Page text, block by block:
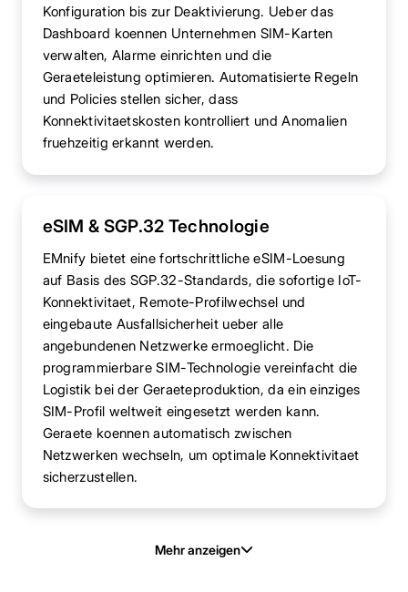
Konfiguration bis zur Deaktivierung. Ueber das
Dashboard koennen Unternehmen SIM-Karten
verwalten, Alarme einrichten und die
Geraeteleistung optimieren. Automatisierte Regeln
und Policies stellen sicher, dass
Konnektivitaetskosten kontrolliert und Anomalien
fruehzeitig erkannt werden.
eSIM & SGP.32 Technologie
EMnify bietet eine fortschrittliche eSIM-Loesung
auf Basis des SGP.32-Standards, die sofortige IoT-
Konnektivitaet, Remote-Profilwechsel und
eingebaute Ausfallsicherheit ueber alle
angebundenen Netzwerke ermoeglicht. Die
programmierbare SIM-Technologie vereinfacht die
Logistik bei der Geraeteproduktion, da ein einziges
SIM-Profil weltweit eingesetzt werden kann.
Geraete koennen automatisch zwischen
Netzwerken wechseln, um optimale Konnektivitaet
sicherzustellen.
Mehr anzeigen